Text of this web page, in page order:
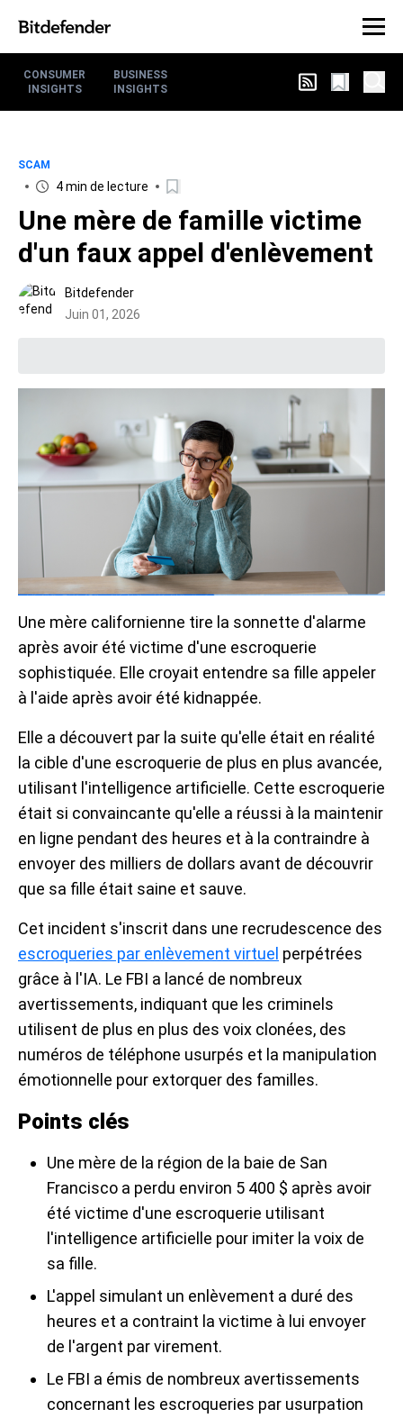
CONSUMER
INSIGHTS
BUSINESS
INSIGHTS
SCAM
4 min de lecture
Une mère de famille victime
d'un faux appel d'enlèvement
Bitdefender
Juin 01, 2026
Une mère californienne tire la sonnette d'alarme
après avoir été victime d'une escroquerie
sophistiquée. Elle croyait entendre sa fille appeler
à l'aide après avoir été kidnappée.
Elle a découvert par la suite qu'elle était en réalité
la cible d'une escroquerie de plus en plus avancée,
utilisant l'intelligence artificielle. Cette escroquerie
était si convaincante qu'elle a réussi à la maintenir
en ligne pendant des heures et à la contraindre à
envoyer des milliers de dollars avant de découvrir
que sa fille était saine et sauve.
Cet incident s'inscrit dans une recrudescence des
escroqueries par enlèvement virtuel perpétrées
grâce à l'IA. Le FBI a lancé de nombreux
avertissements, indiquant que les criminels
utilisent de plus en plus des voix clonées, des
numéros de téléphone usurpés et la manipulation
émotionnelle pour extorquer des familles.
Points clés
Une mère de la région de la baie de San
Francisco a perdu environ 5 400 $ après avoir
été victime d'une escroquerie utilisant
l'intelligence artificielle pour imiter la voix de
sa fille.
L'appel simulant un enlèvement a duré des
heures et a contraint la victime à lui envoyer
de l'argent par virement.
Le FBI a émis de nombreux avertissements
concernant les escroqueries par usurpation